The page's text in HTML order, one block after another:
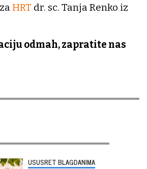
HRT dr. sc. Tanja Renko iz
odmah, zapratite nas
USUSRET BLAGDANIMA